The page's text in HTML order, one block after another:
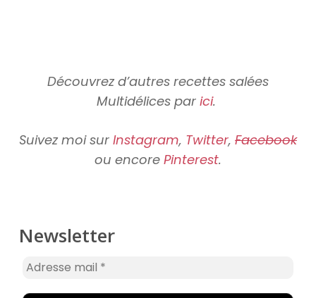
Découvrez d’autres recettes salées
Multidélices par ici.
Suivez moi sur Instagram, Twitter, Facebook
ou encore Pinterest.
Newsletter